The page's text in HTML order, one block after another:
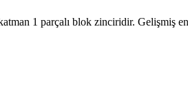
1 parçalı blok zinciridir. Gelişmiş